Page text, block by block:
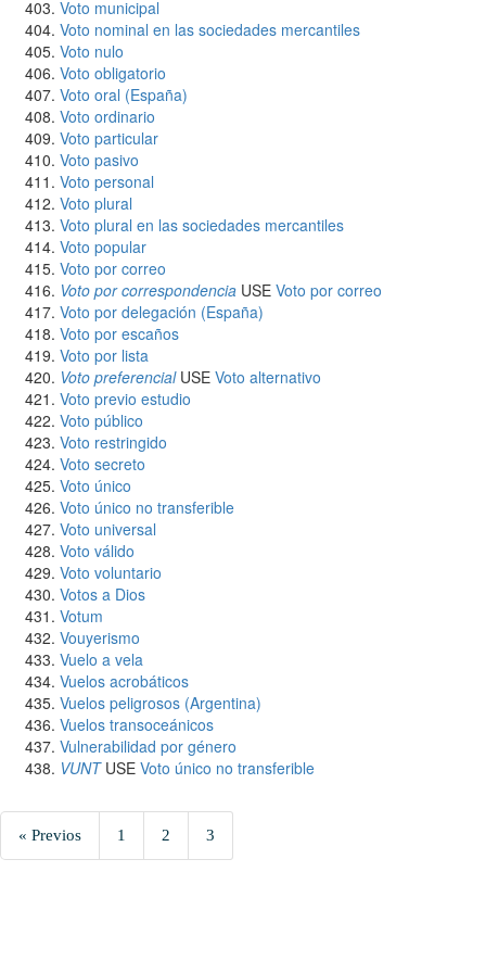
Voto municipal
Voto nominal en las sociedades mercantiles
Voto nulo
Voto obligatorio
Voto oral (España)
Voto ordinario
Voto particular
Voto pasivo
Voto personal
Voto plural
Voto plural en las sociedades mercantiles
Voto popular
Voto por correo
Voto por correspondencia USE Voto por correo
Voto por delegación (España)
Voto por escaños
Voto por lista
Voto preferencialUSE Voto alternativo
Voto previo estudio
Voto público
Voto restringido
Voto secreto
Voto único
Voto único no transferible
Voto universal
Voto válido
Voto voluntario
Votos a Dios
Votum
Vouyerismo
Vuelo a vela
Vuelos acrobáticos
Vuelos peligrosos (Argentina)
Vuelos transoceánicos
Vulnerabilidad por género
VUNTUSE Voto único no transferible
« Previos 1 2 3